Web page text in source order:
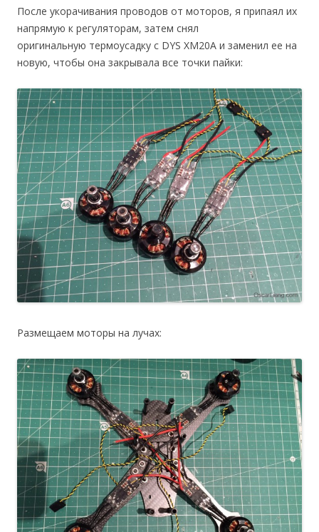
После укорачивания проводов от моторов, я припаял их
напрямую к регуляторам, затем снял
оригинальную термоусадку с DYS XM20A и заменил ее на
новую, чтобы она закрывала все точки пайки:
Размещаем моторы на лучах: